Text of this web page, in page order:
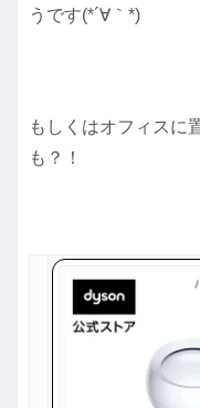
うです(*´∀｀*)
もしくはオフィスに
も？！